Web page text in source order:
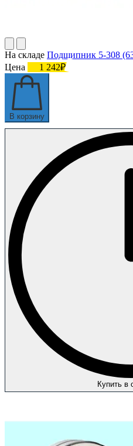
На складе Подшипник 5-308
Цена
1 242₽
В корзину
Купить в